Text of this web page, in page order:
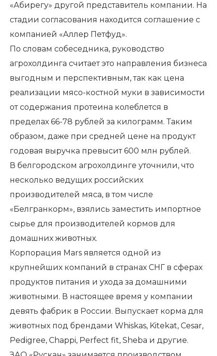
«Абирегу» другой представитель компании. На
стадии согласования находится соглашение с
компанией «Аллер Петфуд».
По словам собеседника, руководство
агрохолдинга считает это направления бизнеса
выгодным и перспективным, так как цена
реализации мясо-костной муки в зависимости
от содержания протеина колеблется в
пределах 66-78 рублей за килограмм. Таким
образом, даже при средней цене на продукт
годовая выручка превысит 600 млн рублей.
В белгородском агрохолдинге уточнили, что
несколько ведущих российских
производителей мяса, в том числе
«Белгранкорм», взялись заместить импортное
сырье для производителей кормов для
домашних животных.
Корпорация Mars является одной из
крупнейших компаний в странах СНГ в сферах
продуктов питания и ухода за домашними
животными. В настоящее время у компании
девять фабрик в России. Выпускает корма для
животных под брендами Whiskas, Kitekat, Cesar,
Pedigree, Chappi, Perfect fit, Sheba и другие.